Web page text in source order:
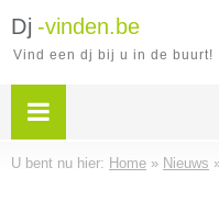
Dj -vinden.be
Vind een dj bij u in de buurt!
U bent nu hier: Home » Nieuws